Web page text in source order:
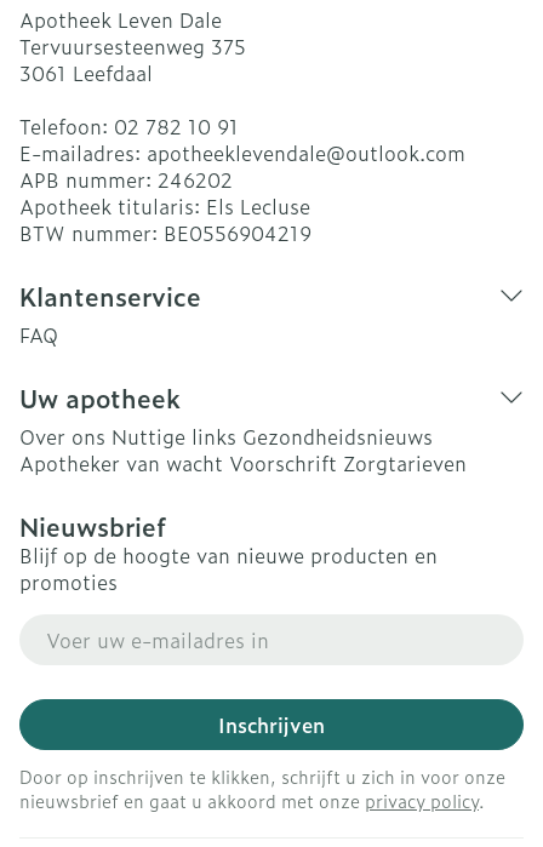
Apotheek Leven Dale
Tervuursesteenweg 375
3061 Leefdaal
Telefoon: 02 782 10 91
E-mailadres: apotheeklevendale@outlook.com
APB nummer: 246202
Apotheek titularis: Els Lecluse
BTW nummer: BE0556904219
Klantenservice
FAQ
Uw apotheek
Over ons Nuttige links Gezondheidsnieuws
Apotheker van wacht Voorschrift Zorgtarieven
Nieuwsbrief
Blijf op de hoogte van nieuwe producten en
promoties
Inschrijven
Door op inschrijven te klikken, schrijft u zich in voor onze
nieuwsbrief en gaat u akkoord met onze privacy policy.